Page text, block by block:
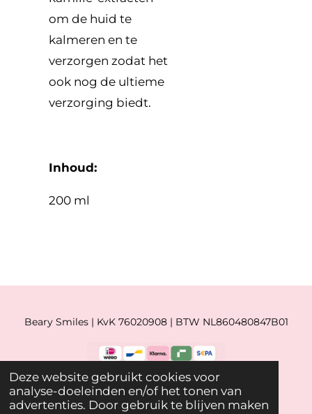
Deze website gebruikt cookies voor
analyse-doeleinden en/of het tonen van
advertenties. Door gebruik te blijven maken
om de huid te
kalmeren en te
verzorgen zodat het
ook nog de ultieme
verzorging biedt.
Inhoud:
200 ml
Beary Smiles | KvK 76020908 | BTW NL860480847B01
© 2019 - 2026 Beary Smiles